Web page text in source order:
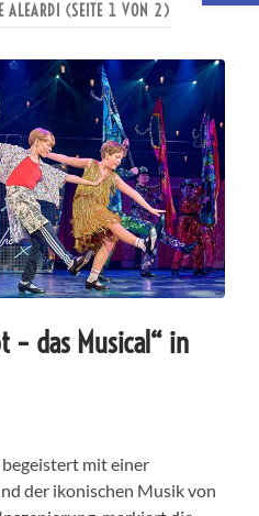
ALEARDI (SEITE 1 VON 2)
– das Musical“ in
begeistert mit einer
der ikonischen Musik von